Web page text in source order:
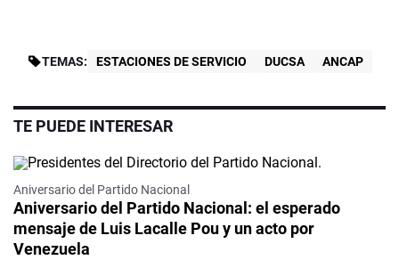
TEMAS: ESTACIONES DE SERVICIO DUCSA ANCAP
TE PUEDE INTERESAR
Aniversario del Partido Nacional
Aniversario del Partido Nacional: el esperado
mensaje de Luis Lacalle Pou y un acto por
Venezuela